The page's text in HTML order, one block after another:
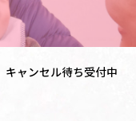
ャンセル待ち受付中